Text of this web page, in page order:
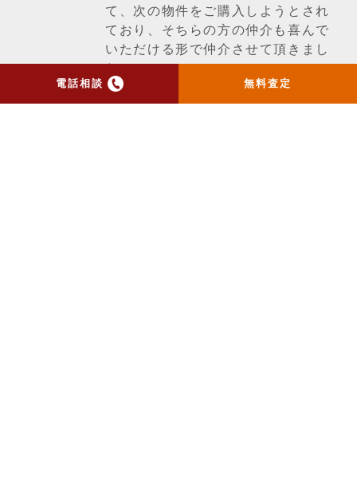
電話相談 無料査定
て、次の物件をご購入しようとされ
ており、そちらの方の仲介も喜んで
いただける形で仲介させて頂きまし
た。